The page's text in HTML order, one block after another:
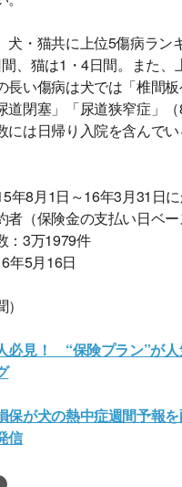
犬・猫共に上位5傷病ラン
、猫は1・4日間。また、
長い傷病は犬では「椎間
道閉塞」「尿道狭窄症」
には日帰り入院を含んでい
年8月1日～16年3月31日
者（保険金の支払い日ベー
：3万1979件
年5月16日
必見！ “保険プラン”が
保が犬の熱中症週間予報
信